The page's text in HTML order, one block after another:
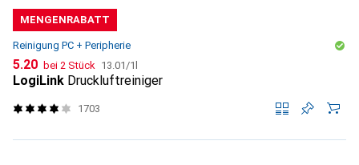
MENGENRABATT
Reinigung PC + Peripherie
CHF
5.20 bei 2 Stück CHF
13.01/1l
LogiLink Druckluftreiniger
1703